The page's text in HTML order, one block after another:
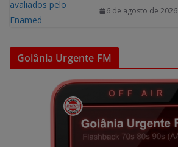
6 de agosto de 2026
Goiânia Urgente FM